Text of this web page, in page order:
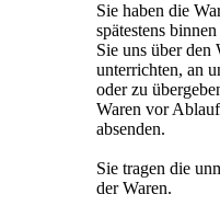
Sie haben die
spätestens
Sie uns über den
unterrichten, an
oder zu
Waren vor
absenden.
Sie tragen die
der Waren.